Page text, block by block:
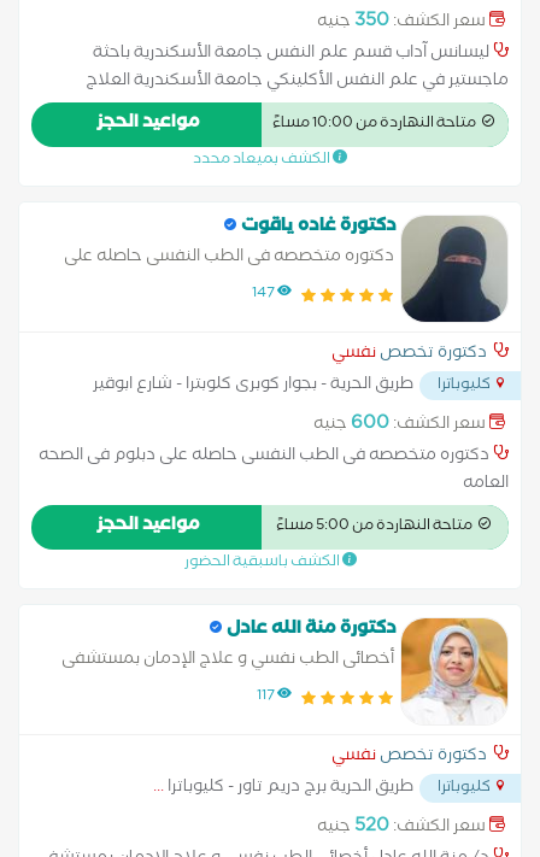
سعر الكشف:350 جنيه
ليسانس آداب قسم علم النفس جامعة الأسكندرية باحثة
ماجستير في علم النفس الأكلينكي جامعة الأسكندرية العلاج
المعرفي السلوكي العلاج الجدلي السلوكي العلاج بالتحليل النفسي
العلاج بالقبول والالتزام العلاج بالفن العلاج المعرفي السلوكي
لاضطراب القلق والرهاب الاجتماعي. العلاج المعرفي السلوكي
ما بعد الصدمة. العلاج المعرفي السلوكي لاضطرابات الشخصية.
العلاج المعرفي السلوكي للأكتئاب. أخلاقيات ممارسة مهنة المعالج
النفسي. منهجية الرعاية الخاصة للأطفال. تدريب بمستشفي النزهة
الجديدة تدريب بمستشفي المعمورة تدريب بمستشفي إيليت
متاحة النهاردة من 10:00 مساءً مواعيد الحجز
الكشف بميعاد محدد
دكتورة غاده ياقوت
دكتوره متخصصه فى الطب النفسى حاصله على
دبلوم فى الصحه العامه
147
دكتورة تخصصنفسي
كليوباترا
طريق الحرية - بجوار كوبرى كلوبترا - شارع ابوقير
بجانب صيدليه جاب الله... سعر الكشف:600 جنيه
دكتوره متخصصه فى الطب النفسى حاصله على دبلوم فى الصحه
العامه
متاحة النهاردة من 5:00 مساءً مواعيد الحجز
الكشف باسبقية الحضور
دكتورة منة الله عادل
أخصائى الطب نفسي و علاج الإدمان بمستشفى
المعمورة
117
دكتورة تخصصنفسي
كليوباترا طريق الحرية برج دريم تاور - كليوباترا...
سعر الكشف:520 جنيه